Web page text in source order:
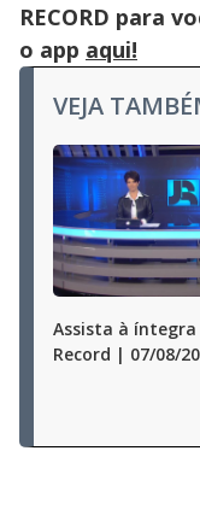
RECORD para
o app aqui!
VEJA
Assista à íntegra
Record | 07/08/